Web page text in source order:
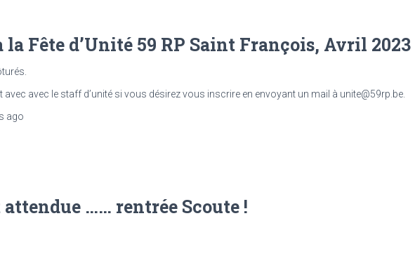
Fête d’Unité 59 RP Saint François, Avril 2023
avec le staff d’unité si vous désirez vous inscrire en envoyant un mail à unite@59rp.be.
ago
…… rentrée Scoute !